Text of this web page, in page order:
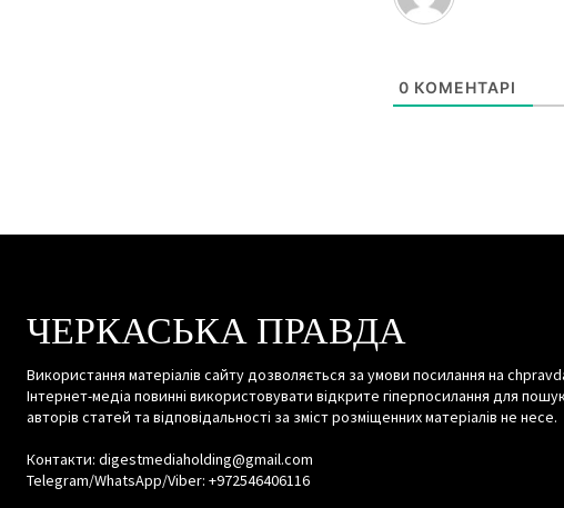
0 КОМЕНТАРІ
ЧЕРКАСЬКА ПРАВДА
Використання матеріалів сайту дозволяється за умови посилання на
Інтернет-медіа повинні використовувати відкрите гіперпосилання для
авторів статей та відповідальності за зміст розміщенних матеріалів не несе.
Контакти: digestmediaholding@gmail.com
Telegram/WhatsApp/Viber: +972546406116